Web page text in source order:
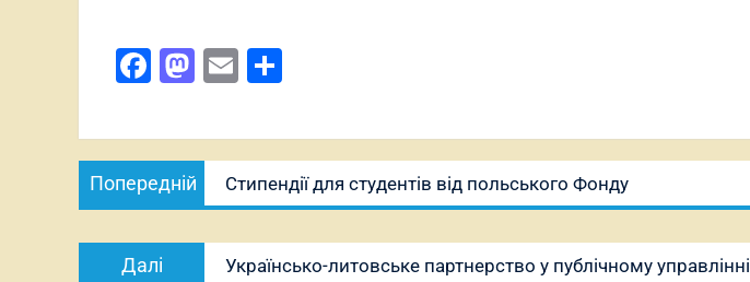
Facebook
Mastodon
Email
Навігація
записів
Попередній
Попередній
запис:
Стипендії для студентів від польського Фонду
Далі
Наступний
запис:
Українсько-литовське партнерство у публічному управлінні